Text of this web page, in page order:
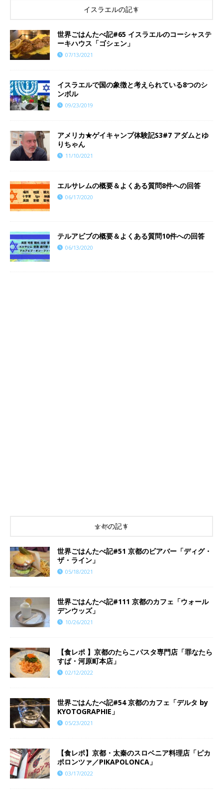
イスラエルの記事
世界ごはんたべ記#65 イスラエルのコーシャステ
ーキハウス「ゴシェン」
07/13/2021
イスラエルで国の象徴と考えられている8つのシ
ンボル
09/23/2019
​​アメリカ★ゲイキャンプ体験記S3#7 アダムとゆ
りちゃん
11/10/2021
エルサレムの概要＆よくある質問8件への回答
06/17/2020
テルアビブの概要＆よくある質問10件への回答
06/13/2020
京都の記事
世界ごはんたべ記#51 京都のビアバー「ディグ・
ザ・ライン」
05/18/2021
世界ごはんたべ記#111 京都のカフェ「ウォール
デンウッズ」
10/26/2021
【食レポ 】京都のたらこパスタ専門店「罪なたら
すぱ・河原町本店」
02/12/2022
世界ごはんたべ記#54 京都のカフェ「デルタ by
KYOTOGRAPHIE」
05/23/2021
【食レポ】京都・太秦のスロベニア料理店「ピカ
ポロンツァ／PIKAPOLONCA」
03/17/2022